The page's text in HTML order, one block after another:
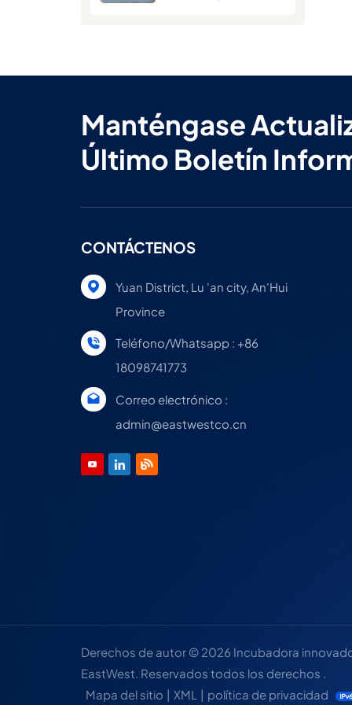
Manténgase
Último Boletín
CONTÁCTENOS
Yuan District, Lu 'an city, An'Hui
Province
Teléfono/Whatsapp : +86
18098741773
Correo electrónico :
admin@eastwestco.cn
Derechos de autor © 2026 Incubadora
EastWest. Reservados todos los derechos .
Mapa del sitio | XML | política de privacidad